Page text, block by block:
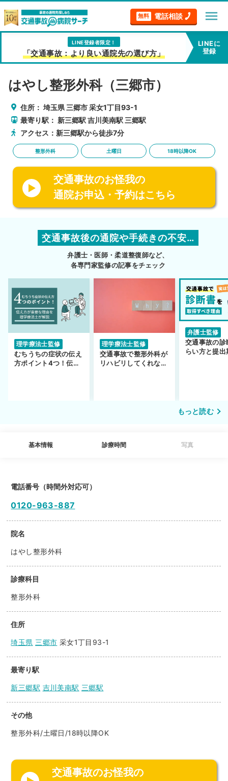
無料 電話相談 menu
LINE登録者限定！
「交通事故：より良い通院先の選び方」
LINEに
登録
はやし整形外科（三郷市）
住所：埼玉県 三郷市采女1丁目93-1
最寄り駅： 新三郷駅 吉川美南駅 三郷駅
アクセス：新三郷駅から徒歩7分
整形外科 土曜日 18時以降OK
交通事故のお怪我の
通院お申込・予約はこちら
交通事故後の通院や手続きの不安…
弁護士・医師・柔道整復師など、
各専門家監修の記事をチェック
理学療法士監修
むちうちの症状の伝え
方ポイント4つ！伝え
理学療法士監修
交通事故で整形外科が
リハビリしてくれな
弁護士監修
交通事故の診
らい方と提
もっと読む
基本情報 診療時間 写真
電話番号（時間外対応可）
0120-963-887
院名
はやし整形外科
診療科目
整形外科
住所
埼玉県 三郷市 采女1丁目93-1
最寄り駅
新三郷駅 吉川美南駅 三郷駅
その他
整形外科/土曜日/18時以降OK
交通事故のお怪我の